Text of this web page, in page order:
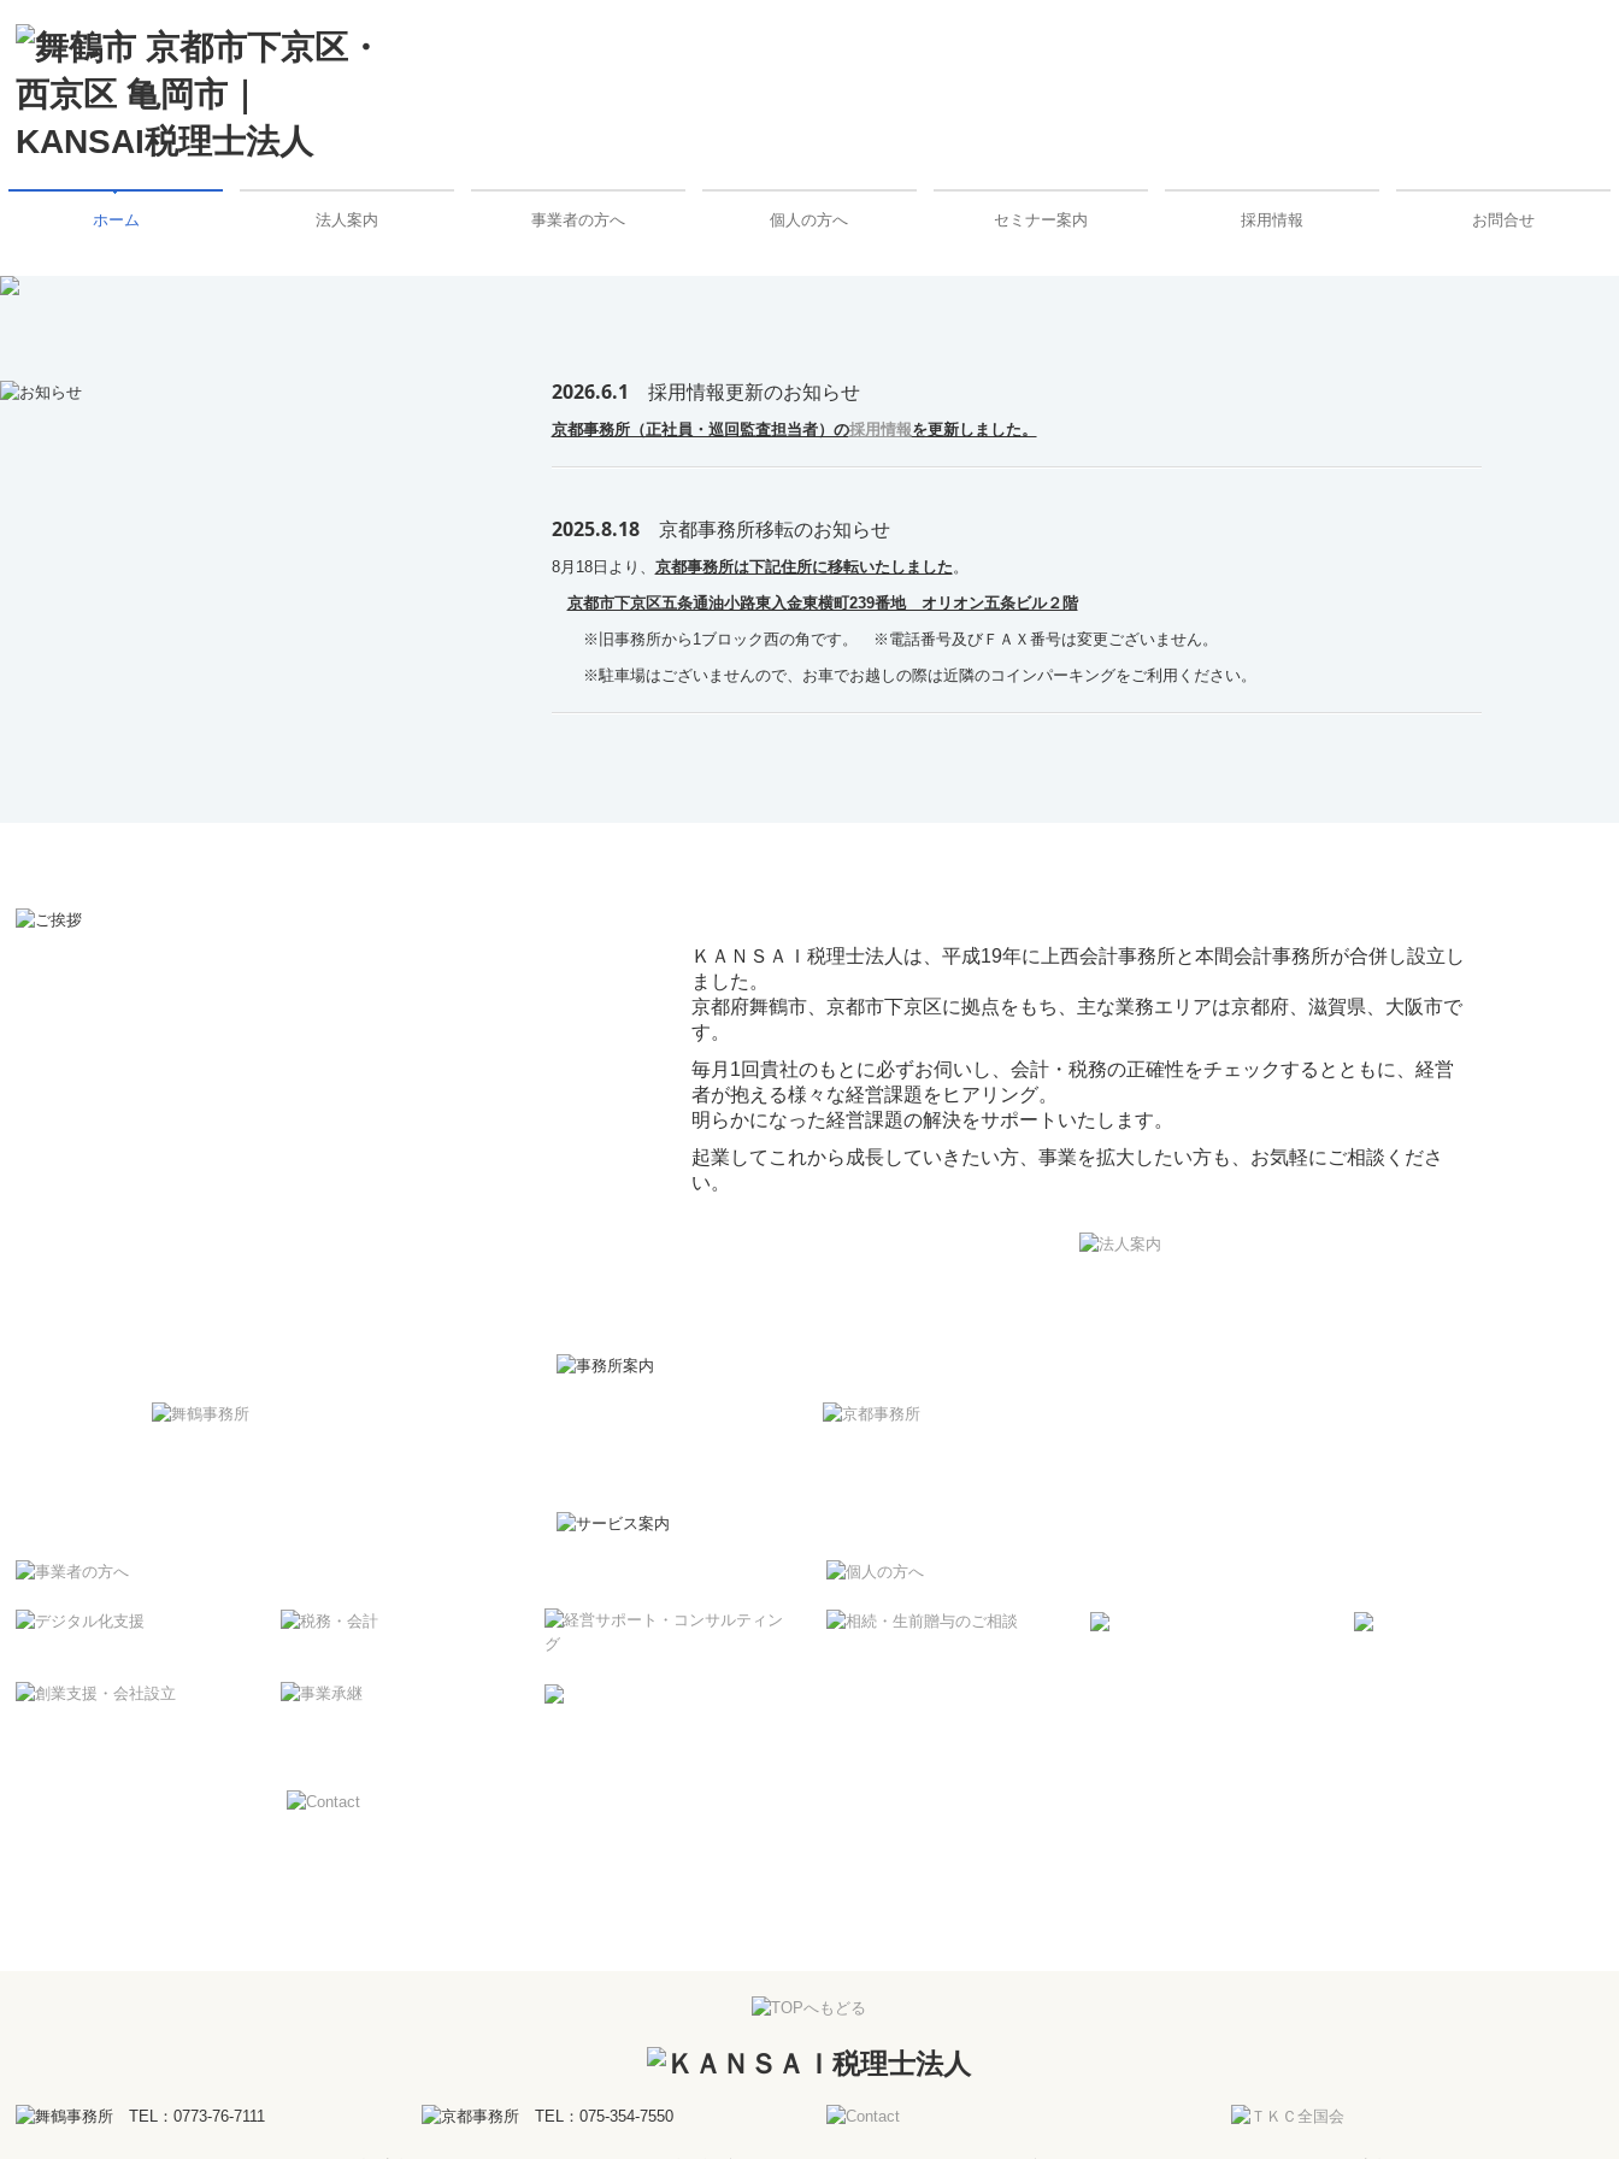
ホーム 法人案内 事業者の方へ 個人の方へ セミナー案内 採用情報 お問合せ
2026.6.1 採用情報更新のお知らせ
京都事務所（正社員・巡回監査担当者）の採用情報を更新しました。
2025.8.18 京都事務所移転のお知らせ
8月18日より、 京都事務所は下記住所に移転いたしました。
京都市下京区五条通油小路東入金東横町239番地 オリオン五条ビル２階
※旧事務所から1ブロック西の角です。 ※電話番号及びＦＡＸ番号は変更ございません。
※駐車場はございませんので、お車でお越しの際は近隣のコインパーキングをご利用ください。
ＫＡＮＳＡＩ税理士法人は、平成19年に上西会計事務所と本間会計事務所が合併し設立し
ました。
京都府舞鶴市、京都市下京区に拠点をもち、主な業務エリアは京都府、滋賀県、大阪市で
す。
毎月1回貴社のもとに必ずお伺いし、会計・税務の正確性をチェックするとともに、経営
者が抱える様々な経営課題をヒアリング。
明らかになった経営課題の解決をサポートいたします。
起業してこれから成長していきたい方、事業を拡大したい方も、お気軽にご相談くださ
い。